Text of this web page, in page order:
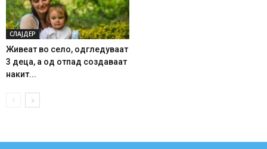
СЛАЈДЕР
Живеат во село, одгледуваат
3 деца, а од отпад создаваат
накит...